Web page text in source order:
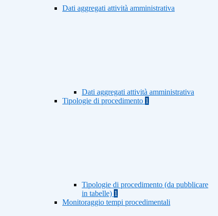
Dati aggregati attività amministrativa
Dati aggregati attività amministrativa
Tipologie di procedimento 1
Tipologie di procedimento (da pubblicare
in tabelle) 1
Monitoraggio tempi procedimentali